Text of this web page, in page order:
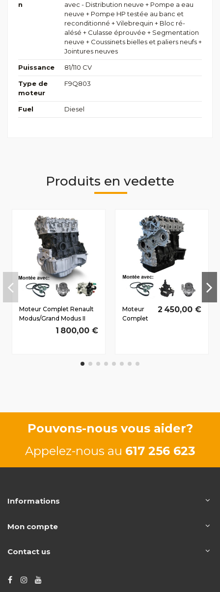
n
avec - Distribution neuve + Pompe a eau
neuve + Pompe HP testée au banc et
reconditionné + Vilebrequin + Bloc ré-
alésé + Culasse éprouvée + Segmentation
neuve + Coussinets bielles et paliers neufs +
Jointures neuves
Puissance 81/110 CV
Type de
moteur
F9Q803
Fuel Diesel
Produits en vedette
Moteur Complet Renault
Modus/Grand Modus II
Dès 2008 1.5 D dCi1 800,00 €
Moteur
Complet
G9U726
2 450,00 €
Pouvons-nous vous aider?
Appelez-nous au 617 256 623
Informations
Mon compte
Contact us